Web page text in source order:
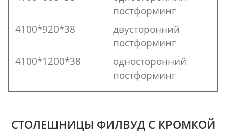
постформинг
4100*920*38
двусторонний
постформинг
4100*1200*38
односторонний
постформинг
СТОЛЕШНИЦЫ ФИЛВУД С КРОМКОЙ